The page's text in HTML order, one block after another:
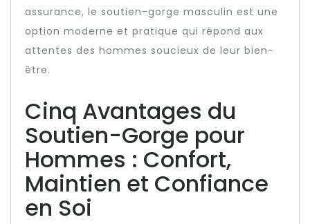
assurance, le soutien-gorge masculin est une
option moderne et pratique qui répond aux
attentes des hommes soucieux de leur bien-
être.
Cinq Avantages du
Soutien-Gorge pour
Hommes : Confort,
Maintien et Confiance
en Soi